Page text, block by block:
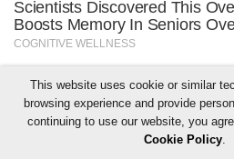
This website uses cookie or similar
browsing experience and provide
continuing to use our website, you
Cookie Policy.